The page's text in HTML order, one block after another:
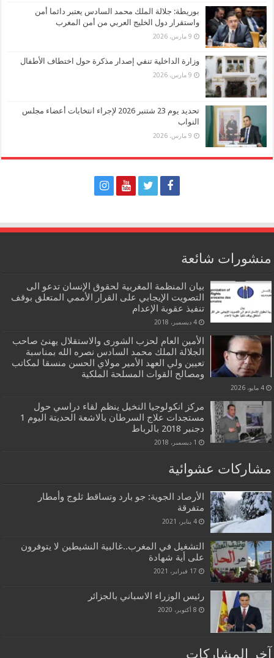
بوريطة: جلالة الملك محمد السادس يعتبر دائما أمن
واستقرار دول الخليج العربي من أمن المغرب
9 مارس، 2026
وزارة الداخلية تنفي إصدار مذكرة حول اختطاف الأطفال
9 مارس، 2026
تحديد يوم 23 شتنبر 2026 لإجراء انتخابات أعضاء مجلس
النواب
9 مارس، 2026
منشورات شائعة
بيان المنظمة المغربية لحقوق الإنسان تدعو الى
التصويت الإيجابي على القرار الأممي المتعلق بوقف
تنفيذ عقوبة الإعدام
4 ديسمبر، 2018
الأمين العام لحزب الشورى والاستقلال يهنئ صاحب
الجلالة الملك محمد السادس نصره الله بمناسبة
تعيين ولي العهد الأمير مولاي الحسن منسقا لمكاتب
ومصالح القوات المسلحة الملكية
4 مايو، 2026
مركز انكولوجيا النخيل ينظم لقاء دراسي حول
مستجدات علاج السرطان بالاشعة الحديتة اليوم 1
دجنبر 2018 بالرباط
1 ديسمبر، 2018
مشاركات عشوائية
الأرصاد الجوية: جو بارد وتساقط ثلوج وأمطار
متفرقة
4 يناير، 2021
التشغيل في المغرب..غالبية النشيطين لا يتوفرون
على أية شهادة
17 فبراير، 2021
رئيس الوزراء الاسباني بالجزائر
8 أكتوبر، 2020
آخر المشاركات